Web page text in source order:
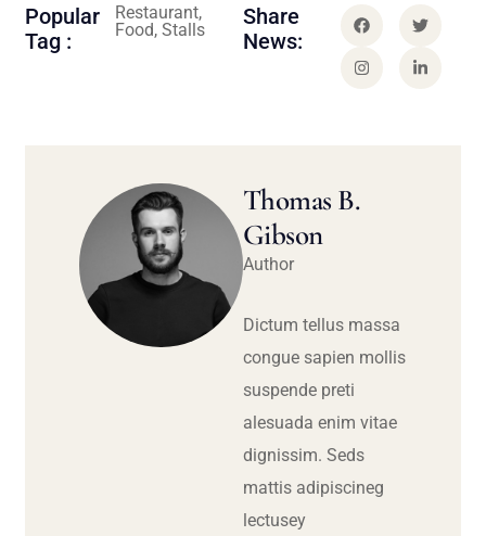
Popular
Tag :
Restaurant,
Food, Stalls
Share
News:
Thomas B.
Gibson
Author
Dictum tellus massa
congue sapien mollis
suspende preti
alesuada enim vitae
dignissim. Seds
mattis adipiscineg
lectusey